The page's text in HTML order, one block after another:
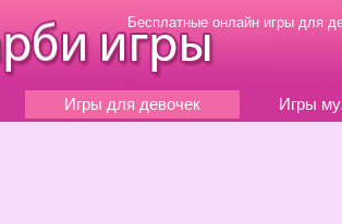
Бесплатные онлайн игры для
Игры для девочек Игры